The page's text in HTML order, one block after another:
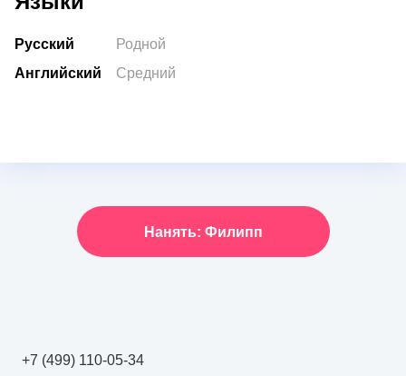
Русский
Родной
Английский
Средний
Нанять: Филипп
+7 (499) 110-05-34